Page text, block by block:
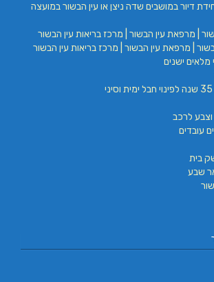
דיור במושבים שדה ניצן או עין הבשור במועצה
| מרפאת עין הבשור | מרכז בריאות עין הבשור
| מרפאת עין הבשור | מרכז בריאות עין הבשור
מלאים ישנים
לרכב
עובדים
בית
שבע